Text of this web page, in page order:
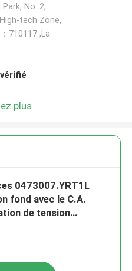
No. 2,
tech Zone,
710117 ,La
plus
0473007.YRT1L
fond avec le C.A.
de tension